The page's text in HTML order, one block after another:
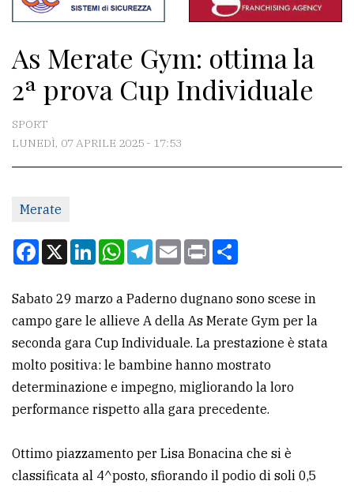
sito
Associazioni
Meteo
redazione
Scrivici
la
tua
pubblicità
CERCA
per
comune
As Merate Gym: ottima la
2ª prova Cup Individuale
SPORT
LUNEDÌ, 07 APRILE 2025 - 17:53
Merate
Facebook
X LinkedInWhatsApp
Telegram
EmailPrint
Sabato 29 marzo a Paderno dugnano sono scese in
campo gare le allieve A della As Merate Gym per la
seconda gara Cup Individuale. La prestazione è stata
molto positiva: le bambine hanno mostrato
determinazione e impegno, migliorando la loro
performance rispetto alla gara precedente.
Ottimo piazzamento per Lisa Bonacina che si è
classificata al 4^posto, sfiorando il podio di soli 0,5